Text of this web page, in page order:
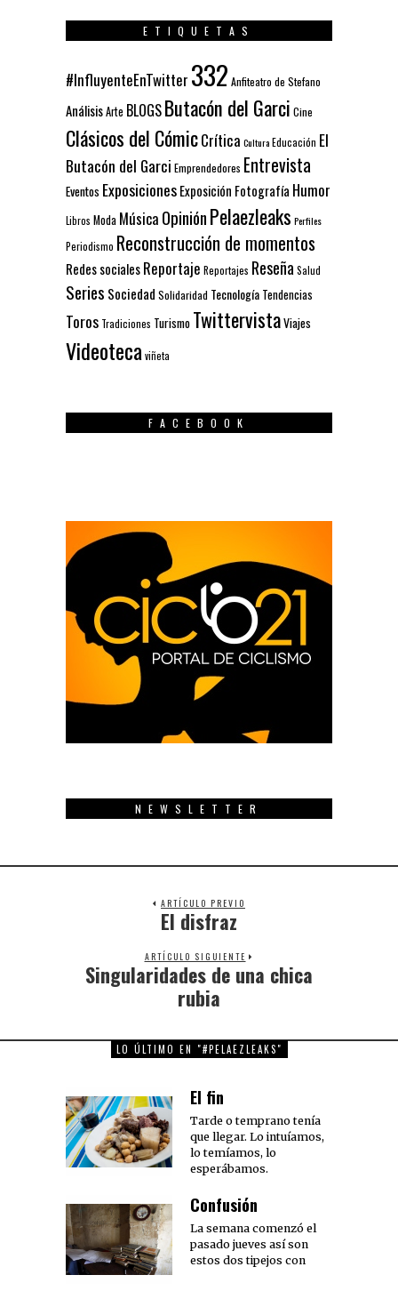
ETIQUETAS
#InfluyenteEnTwitter 332 Anfiteatro de Stefano
AnálisisArte BLOGSButacón del Garci Cine
Clásicos del CómicCrítica CulturaEducación El
Butacón del Garci Emprendedores Entrevista
Eventos ExposicionesExposición Fotografía Humor
Libros Moda Música OpiniónPelaezleaks Perfiles
Periodismo Reconstrucción de momentos
Redes socialesReportaje Reportajes Reseña Salud
Series Sociedad Solidaridad Tecnología Tendencias
Toros Tradiciones Turismo TwittervistaViajes
Videoteca viñeta
FACEBOOK
NEWSLETTER
ARTÍCULO PREVIO
Previous
El disfraz
ARTÍCULO SIGUIENTE
Next
post:
Singularidades de una chica
rubia
LO ÚLTIMO EN "#PELAEZLEAKS"
El fin
Tarde o temprano tenía
que llegar. Lo intuíamos,
lo temíamos, lo
esperábamos.
Confusión
La semana comenzó el
pasado jueves así son
estos dos tipejos con